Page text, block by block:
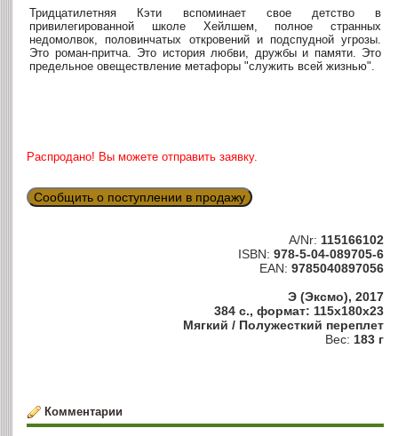
Тридцатилетняя Кэти вспоминает свое детство в
привилегированной школе Хейлшем, полное странных
недомолвок, половинчатых откровений и подспудной угрозы.
Это роман-притча. Это история любви, дружбы и памяти. Это
предельное овеществление метафоры "служить всей жизнью".
Распродано! Вы можете отправить заявку.
Сообщить о поступлении в продажу
A/Nr: 115166102
ISBN: 978-5-04-089705-6
EAN: 9785040897056
Э (Эксмо), 2017
384 с., формат: 115x180x23
Мягкий / Полужесткий переплет
Вес: 183 г
Комментарии